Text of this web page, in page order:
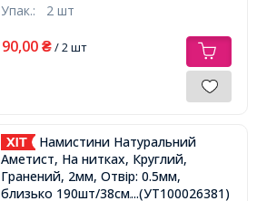
Упак.: 2 шт
90,00 ₴/ 2 шт
Намистини Натуральний
Аметист, На нитках, Круглий,
Гранений, 2мм, Отвір: 0.5мм,
близько 190шт/38см/нитка,...(УТ100026381)